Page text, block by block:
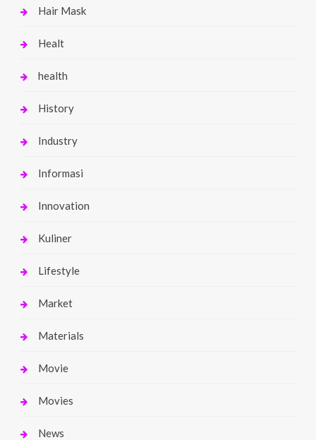
Hair Mask
Healt
health
History
Industry
Informasi
Innovation
Kuliner
Lifestyle
Market
Materials
Movie
Movies
News